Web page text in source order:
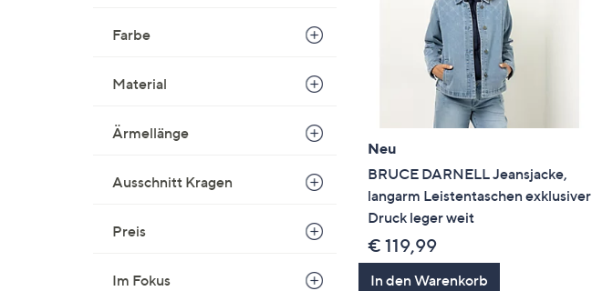
Farbe
Material
Ärmellänge
Ausschnitt Kragen
Preis
Im Fokus
Neu
BRUCE DARNELL Jeansjacke,
langarm Leistentaschen exklusiver
Druck leger weit
€ 119,99
In den Warenkorb